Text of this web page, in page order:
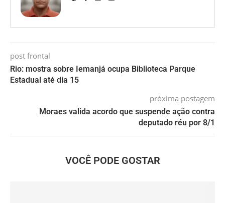
post frontal
Rio: mostra sobre Iemanjá ocupa Biblioteca Parque
Estadual até dia 15
próxima postagem
Moraes valida acordo que suspende ação contra
deputado réu por 8/1
VOCÊ PODE GOSTAR